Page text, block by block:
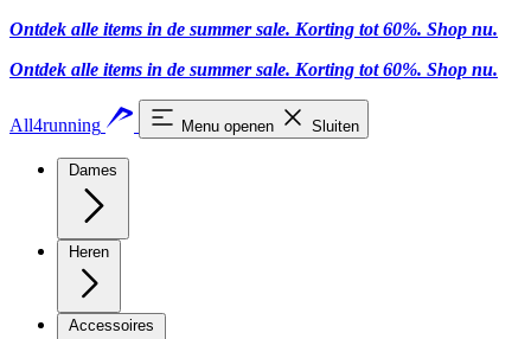
Ontdek alle items in de summer sale. Korting tot 60%. Shop nu.
Ontdek alle items in de summer sale. Korting tot 60%. Shop nu.
All4running Menu openen Sluiten
Dames
Heren
Accessoires